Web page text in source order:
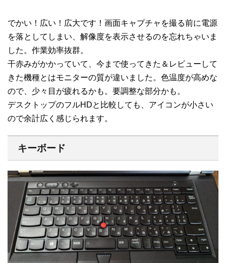
でかい！広い！広大です！画面キャプチャを撮る前に電源
を落としてしまい、解像度を表示させるのを忘れちゃいま
した。作業効率抜群。
干赤みがかかっていて、今まで使ってきた＆レビューして
きた機種とはモニターの質が違いました。色温度が高めな
ので、少々目が疲れるかも。要調整な部分かも。
デスクトップのフルHDと比較しても、アイコンが小さい
ので余計広く感じられます。
キーボード